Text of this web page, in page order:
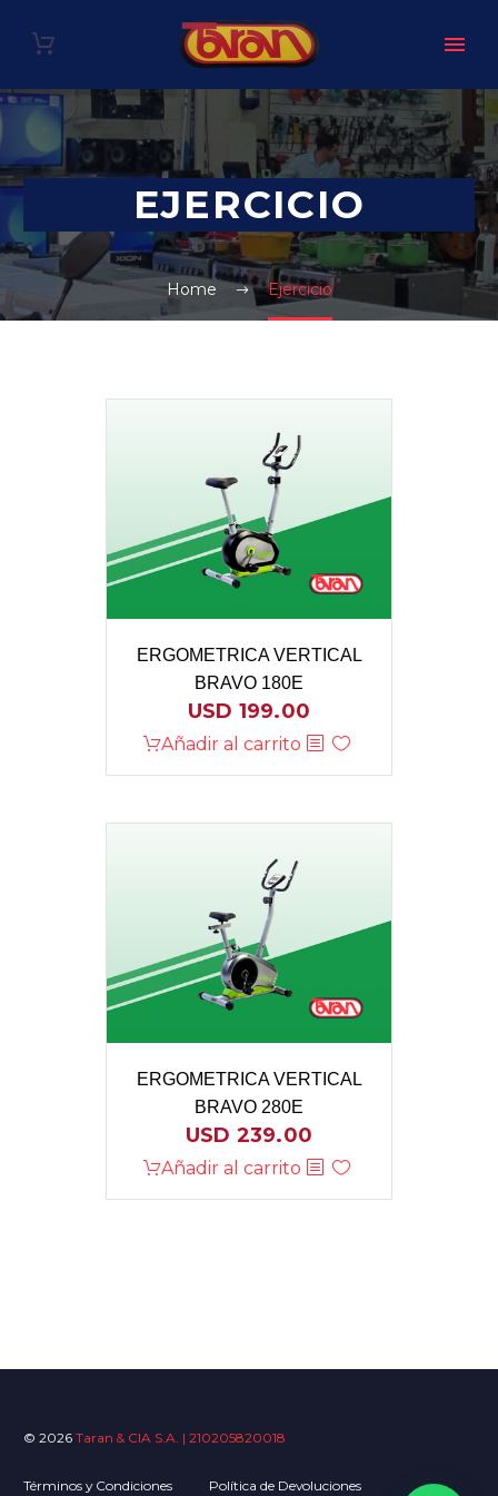
EJERCICIO
Home Ejercicio
ERGOMETRICA VERTICAL
BRAVO 180E
USD 199.00
Añadir al carrito
ERGOMETRICA VERTICAL
BRAVO 280E
USD 239.00
Añadir al carrito
© 2026 Taran & CIA S.A. | 210205820018
Términos y Condiciones Política de Devoluciones